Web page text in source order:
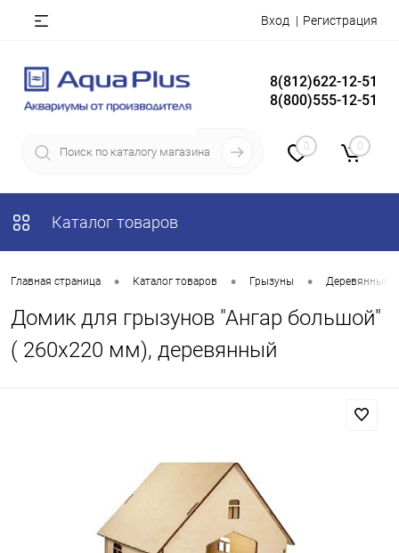
Вход Регистрация
8(812)622-12-51
8(800)555-12-51
0 0
Каталог товаров
Главная страница • Каталог товаров • Грызуны • Деревянные
Домик для грызунов "Ангар большой"
( 260х220 мм), деревянный